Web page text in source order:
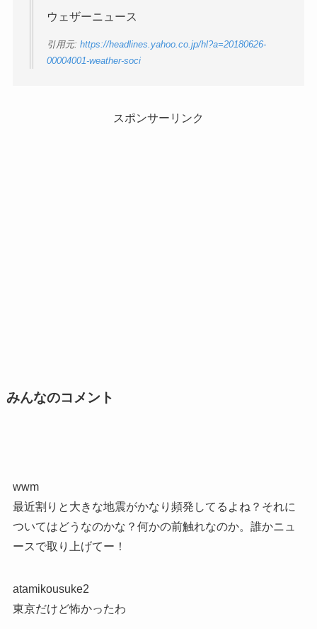
ウェザーニュース
引用元: https://headlines.yahoo.co.jp/hl?a=20180626-
00004001-weather-soci
スポンサーリンク
みんなのコメント
wwm
最近割りと大きな地震がかなり頻発してるよね？それに
ついてはどうなのかな？何かの前触れなのか。誰かニュ
ースで取り上げてー！
atamikousuke2
東京だけど怖かったわ